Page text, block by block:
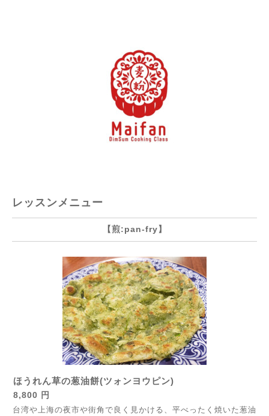
レッスンメニュー
【煎:pan-fry】
ほうれん草の葱油餅(ツォンヨウピン)
8,800 円
台湾や上海の夜市や街角で良く見かける、平べったく焼いた葱油